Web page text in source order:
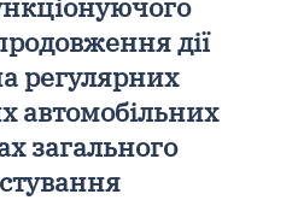
дії
регулярних
автомобільних
загального